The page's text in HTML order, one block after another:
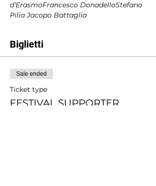
d’ErasmoFrancesco DonadelloStefano
Pilia Jacopo Battaglia
Biglietti
Sale ended
Ticket type
FESTIVAL SUPPORTER